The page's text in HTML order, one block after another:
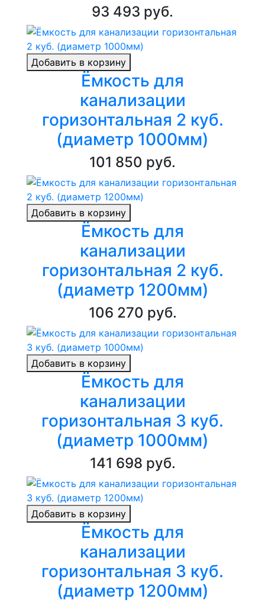
93 493 руб.
Добавить в корзину
Ёмкость для
канализации
горизонтальная 2 куб.
(диаметр 1000мм)
101 850 руб.
Добавить в корзину
Ёмкость для
канализации
горизонтальная 2 куб.
(диаметр 1200мм)
106 270 руб.
Добавить в корзину
Ёмкость для
канализации
горизонтальная 3 куб.
(диаметр 1000мм)
141 698 руб.
Добавить в корзину
Ёмкость для
канализации
горизонтальная 3 куб.
(диаметр 1200мм)